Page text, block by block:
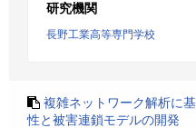
研究機関
長野工業高等専門学校
複雑ネットワーク解析に
性と被害連鎖モデルの開発